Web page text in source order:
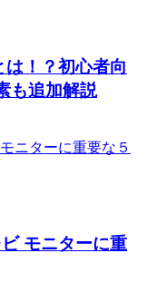
！？初心者向
も追加解説
モニターに重